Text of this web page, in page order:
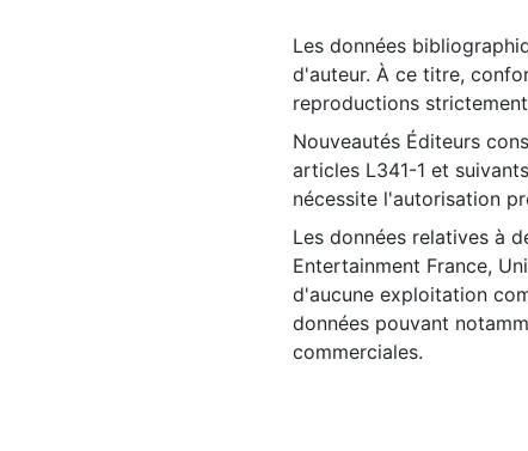
Les données
d'auteur. À ce titre,
reproductions
Nouveautés Éditeurs
articles L341-1 et
nécessite l'autorisation
Les données relatives à
Entertainment France,
d'aucune exploitation
données pouvant
commerciales.